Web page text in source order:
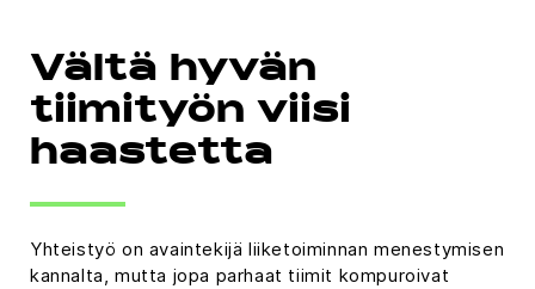
Vältä hyvän
tiimityön viisi
haastetta
Yhteistyö on avaintekijä liiketoiminnan menestymisen
kannalta, mutta jopa parhaat tiimit kompuroivat